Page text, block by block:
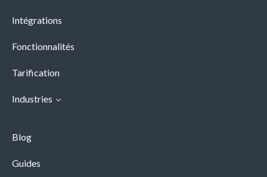
Intégrations
Fonctionnalités
Tarification
Industries
Blog
Guides